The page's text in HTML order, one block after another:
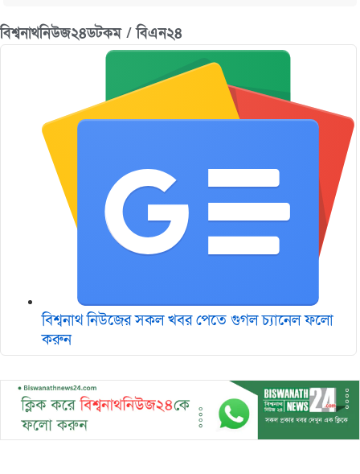
বিশ্বনাথনিউজ২৪ডটকম / বিএন২৪
বিশ্বনাথ নিউজের সকল খবর পেতে গুগল চ‌্যানেল ফলো
করুন